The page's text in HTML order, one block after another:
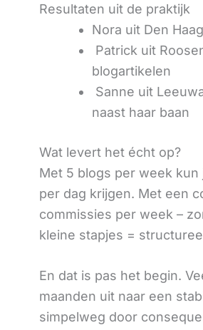
Resultaten uit de praktijk
Nora uit Den
Patrick uit
blogartikelen
Sanne uit
naast haar baan
Wat levert het écht op?
Met 5 blogs per week
per dag krijgen. Met een
commissies per week –
kleine stapjes =
En dat is pas het begin.
maanden uit naar een
simpelweg door